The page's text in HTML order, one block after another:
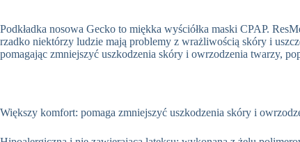
Podkładka nosowa Gecko to miękka wyściółka maski CPAP.
rzadko niektórzy ludzie mają problemy z wrażliwością skóry i
pomagając zmniejszyć uszkodzenia skóry i owrzodzenia twarzy,
Większy komfort: pomaga zmniejszyć uszkodzenia skóry i